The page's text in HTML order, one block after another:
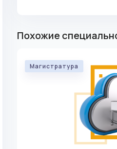
Похожие
Магистратура